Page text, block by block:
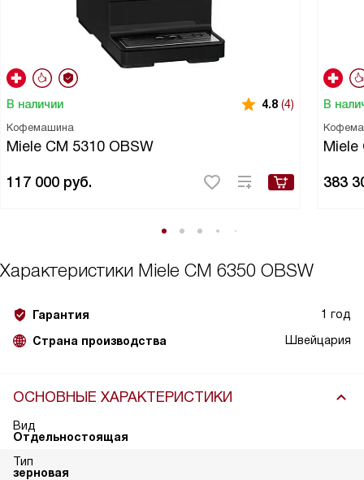
В наличии 4.8 (4)
Кофемашина
Miele CM 5310 OBSW
117 000 руб.
В
Miele
383
Характеристики Miele CM 6350 OBSW
Гарантия 1 год
Страна производства Швейцария
ОСНОВНЫЕ ХАРАКТЕРИСТИКИ
Вид
Отдельностоящая
Тип
зерновая